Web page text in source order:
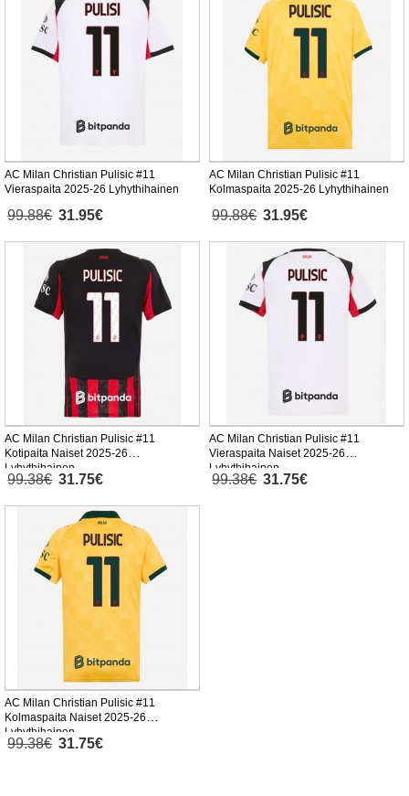
AC Milan Christian Pulisic #11
Vieraspaita 2025-26 Lyhythihainen
99.88€ 31.95€
AC Milan Christian Pulisic #11
Kolmaspaita 2025-26 Lyhythihainen
99.88€ 31.95€
AC Milan Christian Pulisic #11
Kotipaita Naiset 2025-26
Lyhythihainen
99.38€ 31.75€
AC Milan Christian Pulisic #11
Vieraspaita Naiset 2025-26
Lyhythihainen
99.38€ 31.75€
AC Milan Christian Pulisic #11
Kolmaspaita Naiset 2025-26
Lyhythihainen
99.38€ 31.75€